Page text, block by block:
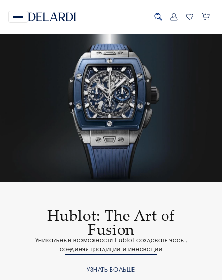
Hublot: The Art of
Fusion
Уникальные возможности Hublot создавать часы,
соединяя традиции и инновации
УЗНАТЬ БОЛЬШЕ